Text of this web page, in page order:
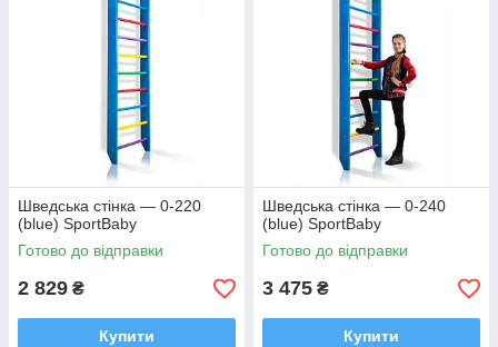
Шведська стінка — 0-220
(blue) SportBaby
Готово до відправки
2 829 ₴
Купити
Шведська стінка — 0-240
(blue) SportBaby
Готово до відправки
3 475 ₴
Купити